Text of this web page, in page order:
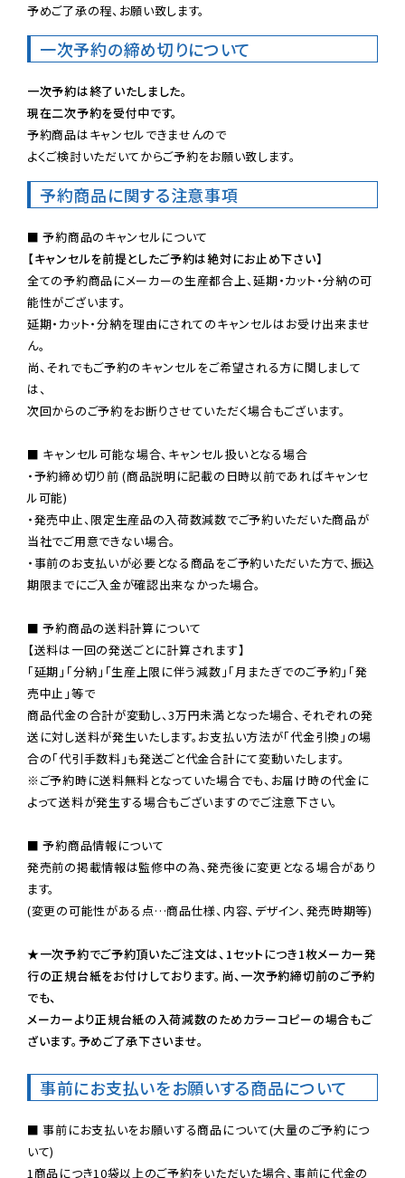
予めご了承の程、お願い致します。
一次予約の締め切りについて
一次予約は終了いたしました。
現在二次予約を受付中です。
予約商品はキャンセルできませんので
よくご検討いただいてからご予約をお願い致します。
予約商品に関する注意事項
【キャンセルを前提としたご予約は絶対にお止め下さい】
全ての予約商品にメーカーの生産都合上、延期・カット・分納の可
能性がございます。
延期・カット・分納を理由にされてのキャンセルはお受け出来ませ
ん。
尚、それでもご予約のキャンセルをご希望される方に関しまして
は、
次回からのご予約をお断りさせていただく場合もございます。
■ キャンセル可能な場合、キャンセル扱いとなる場合
・予約締め切り前 (商品説明に記載の日時以前であればキャンセ
ル可能)
・発売中止、限定生産品の入荷数減数でご予約いただいた商品が
当社でご用意できない場合。
・事前のお支払いが必要となる商品をご予約いただいた方で、振込
期限までにご入金が確認出来なかった場合。
■ 予約商品の送料計算について
【送料は一回の発送ごとに計算されます】
「延期」「分納」「生産上限に伴う減数」「月またぎでのご予約」「発
売中止」等で
商品代金の合計が変動し、3万円未満となった場合、それぞれの発
送に対し送料が発生いたします。お支払い方法が「代金引換」の場
※ご予約時に送料無料となっていた場合でも、お届け時の代金に
よって送料が発生する場合もございますのでご注意下さい。
■ 予約商品情報について
発売前の掲載情報は監修中の為、発売後に変更となる場合があり
ます。
(変更の可能性がある点…商品仕様、内容、デザイン、発売時期等)
★一次予約でご予約頂いたご注文は、1セットにつき1枚メーカー発
行の正規台紙をお付けしております。尚、一次予約締切前のご予約
でも、
メーカーより正規台紙の入荷減数のためカラーコピーの場合もご
ざいます。予めご了承下さいませ。
事前にお支払いをお願いする商品について
■ 事前にお支払いをお願いする商品について(大量のご予約につ
いて)
1商品につき10袋以上のご予約をいただいた場合、事前に代金の